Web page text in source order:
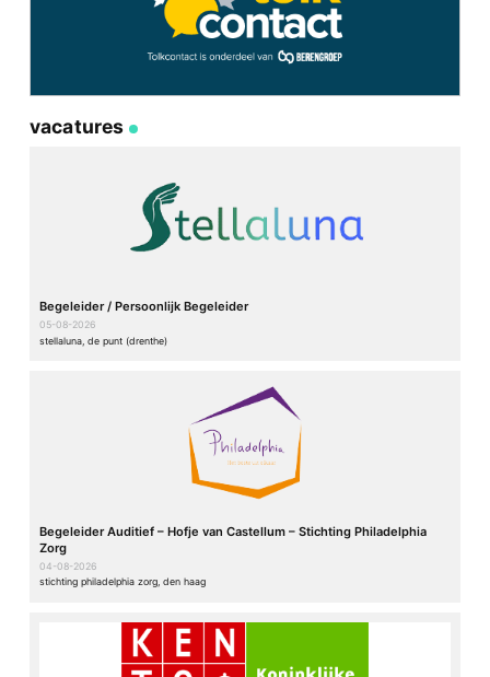
vacatures
Begeleider / Persoonlijk Begeleider
05-08-2026
stellaluna, de punt (drenthe)
Begeleider Auditief – Hofje van Castellum – Stichting Philadelphia
Zorg
04-08-2026
stichting philadelphia zorg, den haag